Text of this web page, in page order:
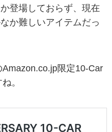
登場しておらず、現在
か難しいアイテムだっ
限定10-Car
。